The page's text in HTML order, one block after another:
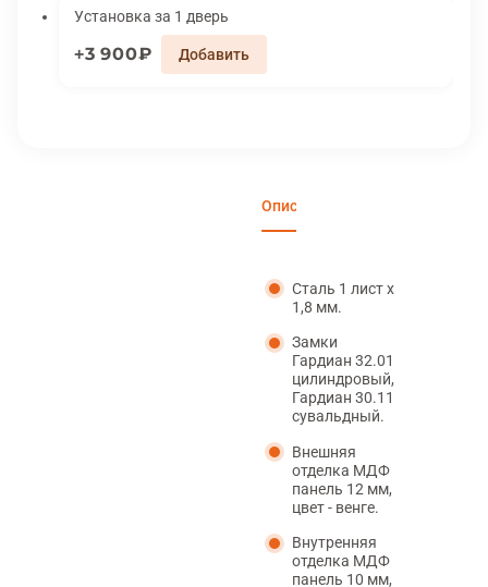
Установка за 1 дверь
3 900₽
Описание
Сталь 1 лист х
1,8 мм.
Замки
Гардиан 32.01
цилиндровый,
Гардиан 30.11
сувальдный.
Внешняя
отделка МДФ
панель 12 мм,
цвет - венге.
Внутренняя
отделка МДФ
панель 10 мм,